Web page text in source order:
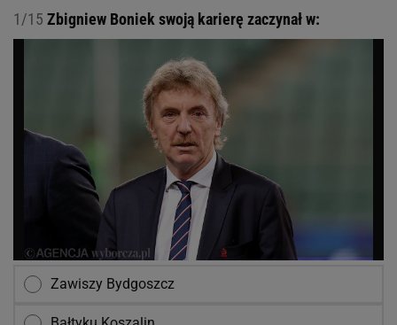
1/15 Zbigniew Boniek swoją karierę zaczynał w:
Zawiszy Bydgoszcz